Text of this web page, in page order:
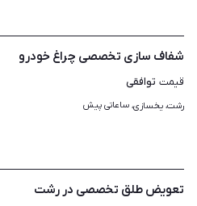
شفاف سازی تخصصی چراغ خودرو
قیمت توافقی
رشت، یخسازی، ساعاتی پیش
تعویض طلق تخصصی در رشت